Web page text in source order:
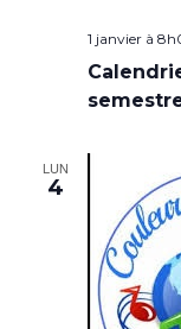
1 janvier à
LUN
4